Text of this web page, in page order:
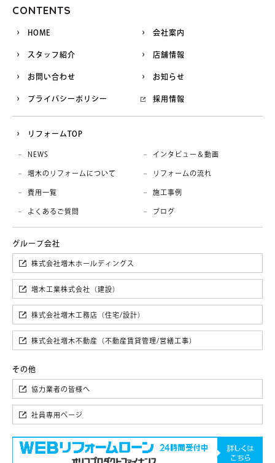
CONTENTS
HOME 会社案内
スタッフ紹介 店舗情報
お問い合わせ お知らせ
プライバシーポリシー 採用情報
リフォームTOP
NEWS インタビュー＆動画
増木のリフォームについて リフォームの流れ
費用一覧 施工事例
よくあるご質問 ブログ
株式会社増木ホールディングス
増木工業株式会社（建設）
株式会社増木工務店（住宅/設計）
株式会社増木不動産（不動産賃貸管理/営繕工事）
協力業者の皆様へ
社員専用ページ